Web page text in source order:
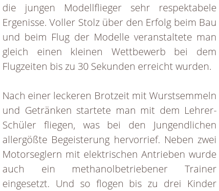
die jungen Modellflieger sehr respektabele
Ergenisse. Voller Stolz über den Erfolg beim Bau
und beim Flug der Modelle veranstaltete man
gleich einen kleinen Wettbewerb bei dem
Flugzeiten bis zu 30 Sekunden erreicht wurden.
Nach einer leckeren Brotzeit mit Wurstsemmeln
und Getränken startete man mit dem Lehrer-
Schüler fliegen, was bei den Jungendlichen
allergößte Begeisterung hervorrief. Neben zwei
Motorseglern mit elektrischen Antrieben wurde
auch ein methanolbetriebener Trainer
eingesetzt. Und so flogen bis zu drei Kinder